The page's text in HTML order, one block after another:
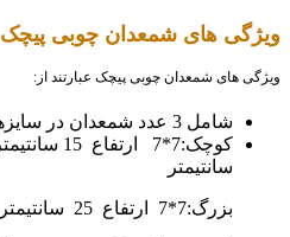
ویژگی های شمعدان چوبی پیچک
ویژگی های شمعدان چوبی پیچک عبارتند از:
شامل 3 عدد شمعدان در سایزهای متفاوت
سانتیمتر
بزرگ:7*7 ارتفاع 25 سانتیمتر